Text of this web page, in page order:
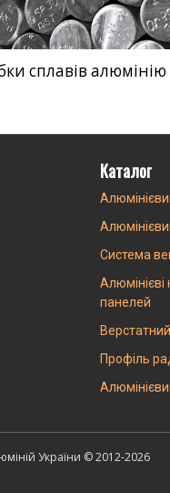
сплавів алюмінію
Каталог
Система
панелей
Профіль
України © 2012-2026